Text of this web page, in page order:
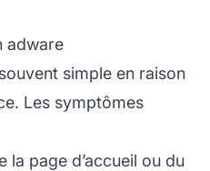
adware
simple en raison
Les symptômes
la page d’accueil ou du